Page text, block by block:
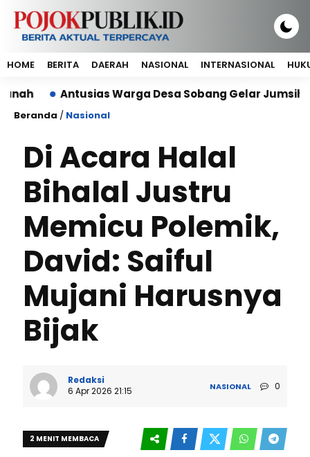
HOME BERITA DAERAH NASIONAL INTERNASIONAL
Antusias Warga Desa Sobang Gelar Jumsih,Sambut
Beranda / Nasional
Di Acara Halal
Bihalal Justru
Memicu Polemik,
David: Saiful
Mujani Harusnya
Bijak
Redaksi
6 Apr 2026 21:15
NASIONAL 0
2 MENIT MEMBACA